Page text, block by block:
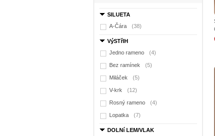
SILUETA
A-Čára
(38)
VýSTřIH
Jedno rameno
(4)
Bez ramínek (5)
Miláček (5)
V-krk (12)
Rosný rameno (4)
Lopatka (7)
DOLNí LEM/VLAK